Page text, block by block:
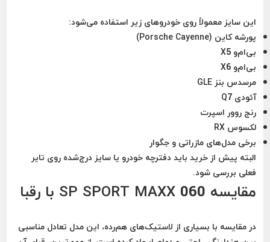
این سایز معمولاً روی خودروهای زیر استفاده می‌شود:
پورشه کاین (Porsche Cayenne)
بی‌ام‌و X5
بی‌ام‌و X6
مرسدس بنز GLE
آئودی Q7
رنج روور اسپرت
لکسوس RX
برخی مدل‌های مازراتی و جگوار
البته پیش از خرید باید دفترچه خودرو یا سایز درج‌شده روی تایر
فعلی بررسی شود.
مقایسه SP SPORT MAXX 060 با رقبا
در مقایسه با بسیاری از لاستیک‌های هم‌رده، این مدل تعادل مناسبی